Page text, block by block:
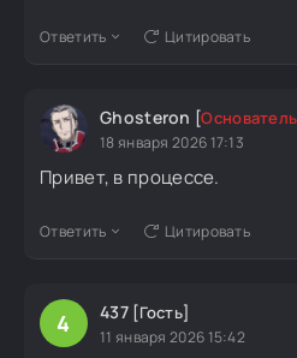
Ответить Цитировать
Ghosteron [Основатель
18 января 2026 17:13
Привет, в процессе.
Ответить Цитировать
4 437 [Гость]
11 января 2026 15:42